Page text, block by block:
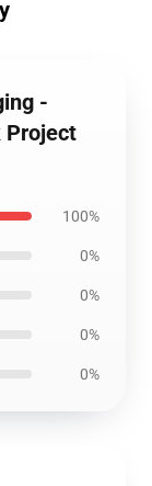
-
Project
100%
0%
0%
0%
0%